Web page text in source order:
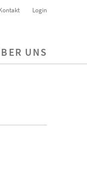
Login
UNS